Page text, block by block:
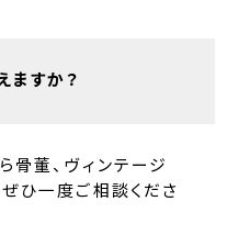
ますか？
骨董、ヴィンテージ
ひ一度ご相談くださ